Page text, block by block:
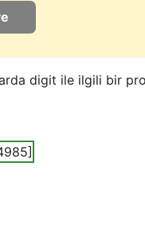
digit ile ilgili bir